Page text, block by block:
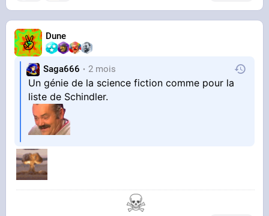
Dune
Saga666 2 mois
Un génie de la science fiction comme pour la
liste de Schindler.